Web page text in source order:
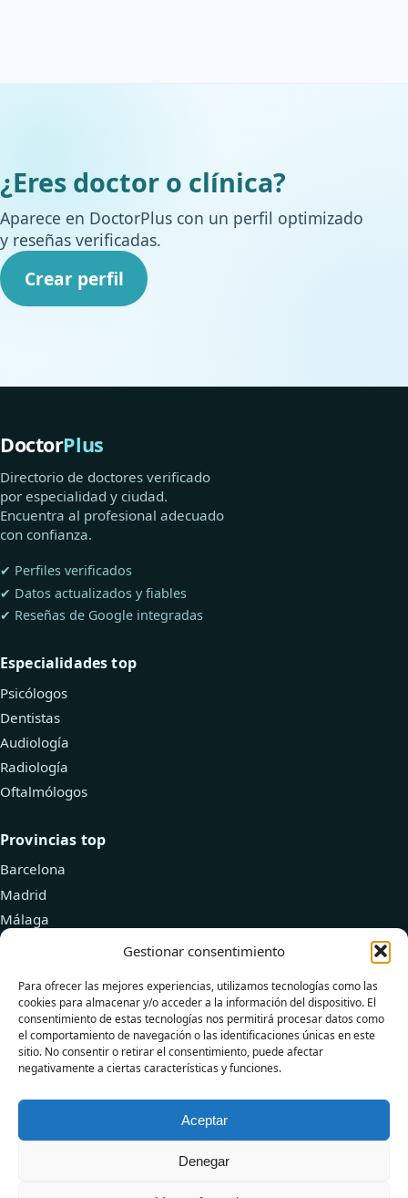
Gestionar consentimiento
Para ofrecer las mejores experiencias, utilizamos tecnologías como las
cookies para almacenar y/o acceder a la información del dispositivo. El
consentimiento de estas tecnologías nos permitirá procesar datos como
el comportamiento de navegación o las identificaciones únicas en este
sitio. No consentir o retirar el consentimiento, puede afectar
negativamente a ciertas características y funciones.
Aceptar
Denegar
¿Eres doctor o clínica?
Aparece en DoctorPlus con un perfil optimizado
y reseñas verificadas.
Crear perfil
DoctorPlus
Directorio de doctores verificado
por especialidad y ciudad.
Encuentra al profesional adecuado
con confianza.
✔ Perfiles verificados
✔ Datos actualizados y fiables
✔ Reseñas de Google integradas
Especialidades top
Psicólogos
Dentistas
Audiología
Radiología
Oftalmólogos
Provincias top
Barcelona
Madrid
Málaga
Recursos
Explorar doctores
Añadir tu clínica
Blog de Salud